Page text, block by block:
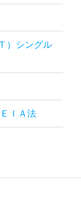
）シングル
ＩＡ法